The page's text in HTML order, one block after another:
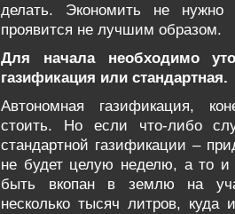
делать. Экономить не
проявится не лучшим образом.
Для начала необходимо
газификация или стандартная.
Автономная газификация,
стоить. Но если что-либо
стандартной газификации –
не будет целую неделю, а то
быть вкопан в землю на
несколько тысяч литров, куда